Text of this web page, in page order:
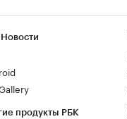
продукты РБК